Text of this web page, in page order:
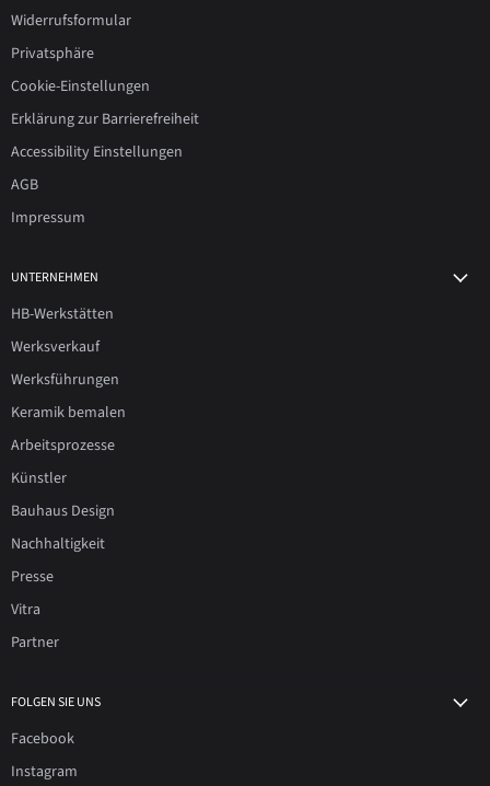
Widerrufsformular
Privatsphäre
Cookie-Einstellungen
Erklärung zur Barrierefreiheit
Accessibility Einstellungen
AGB
Impressum
UNTERNEHMEN
HB-Werkstätten
Werksverkauf
Werksführungen
Keramik bemalen
Arbeitsprozesse
Künstler
Bauhaus Design
Nachhaltigkeit
Presse
Vitra
Partner
FOLGEN SIE UNS
Facebook
Instagram